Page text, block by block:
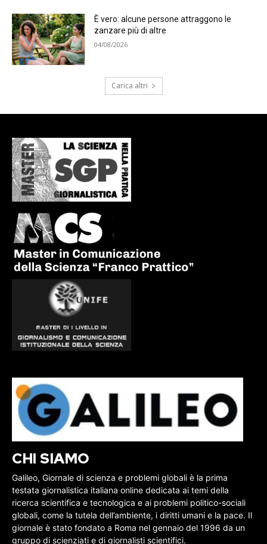
È vero: alcune persone attraggono le
zanzare più di altre
04/08/2026
Carica altri
CHI SIAMO
Galileo, Giornale di scienza e problemi globali è la prima
testata giornalistica italiana online dedicata ai temi della
ricerca scientifica e tecnologica e ai problemi politico-sociali
globali, come la tutela dell’ambiente, i diritti umani e la pace. Il
giornale è stato fondato a Roma nel gennaio del 1996 da un
gruppo di scienziati e di giornalisti scientifici.